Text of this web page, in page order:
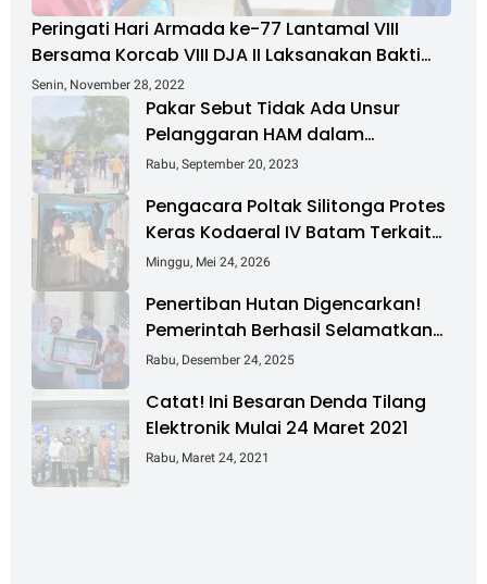
Peringati Hari Armada ke-77 Lantamal VIII
Bersama Korcab VIII DJA II Laksanakan Bakti
Sosial
Senin, November 28, 2022
Pakar Sebut Tidak Ada Unsur
Pelanggaran HAM dalam
Penanganan Masalah Pulau
Rabu, September 20, 2023
Pengacara Poltak Silitonga Protes
Keras Kodaeral IV Batam Terkait
Pembongkaran Segel Kontainer PT
Minggu, Mei 24, 2026
Penertiban Hutan Digencarkan!
Pemerintah Berhasil Selamatkan
Rp 6 T dan Kuasai Kembali 4 Juta
Rabu, Desember 24, 2025
Catat! Ini Besaran Denda Tilang
Elektronik Mulai 24 Maret 2021
Rabu, Maret 24, 2021